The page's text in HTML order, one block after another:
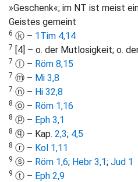
»Geschenk«; im NT ist meist
Geistes gemeint
6 ⓚ – 1Tim 4,14
7 [4] – o. der Mutlosigkeit; o.
7 ⓛ – Röm 8,15
7 ⓜ – Mi 3,8
7 ⓝ – Hi 32,8
8 ⓞ – Röm 1,16
8 ⓟ – Eph 3,1
8 ⓠ – Kap. 2,3; 4,5
8 ⓡ – Kol 1,11
9 ⓢ – Röm 1,6; Hebr 3,1; Jud 1
9 ⓣ – Eph 2,9